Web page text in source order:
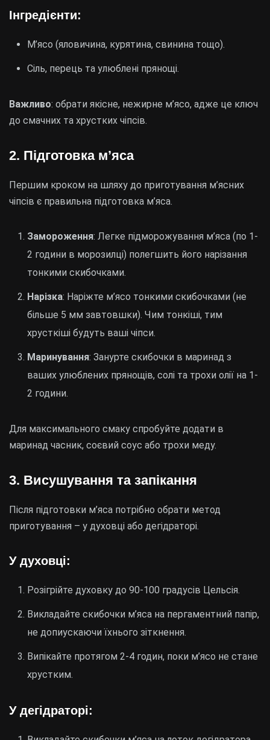
Інгредієнти:
М’ясо (яловичина, курятина, свинина тощо).
Сіль, перець та улюблені прянощі.
Важливо: обрати якісне, нежирне м’ясо, адже це ключ
до смачних та хрустких чіпсів.
2. Підготовка м’яса
Першим кроком на шляху до приготування м’ясних
чіпсів є правильна підготовка м’яса.
Замороження: Легке підморожування м’яса (по 1-
2 години в морозилці) полегшить його нарізання
тонкими скибочками.
Нарізка: Наріжте м’ясо тонкими скибочками (не
більше 5 мм завтовшки). Чим тонкіші, тим
хрусткіші будуть ваші чіпси.
Маринування: Занурте скибочки в маринад з
ваших улюблених прянощів, солі та трохи олії на 1-
2 години.
Для максимального смаку спробуйте додати в
маринад часник, соєвий соус або трохи меду.
3. Висушування та запікання
Після підготовки м’яса потрібно обрати метод
приготування – у духовці або дегідраторі.
У духовці:
Розігрійте духовку до 90-100 градусів Цельсія.
Викладайте скибочки м’яса на пергаментний папір,
не допиускаючи їхнього зіткнення.
Випікайте протягом 2-4 годин, поки м’ясо не стане
хрустким.
У дегідраторі: